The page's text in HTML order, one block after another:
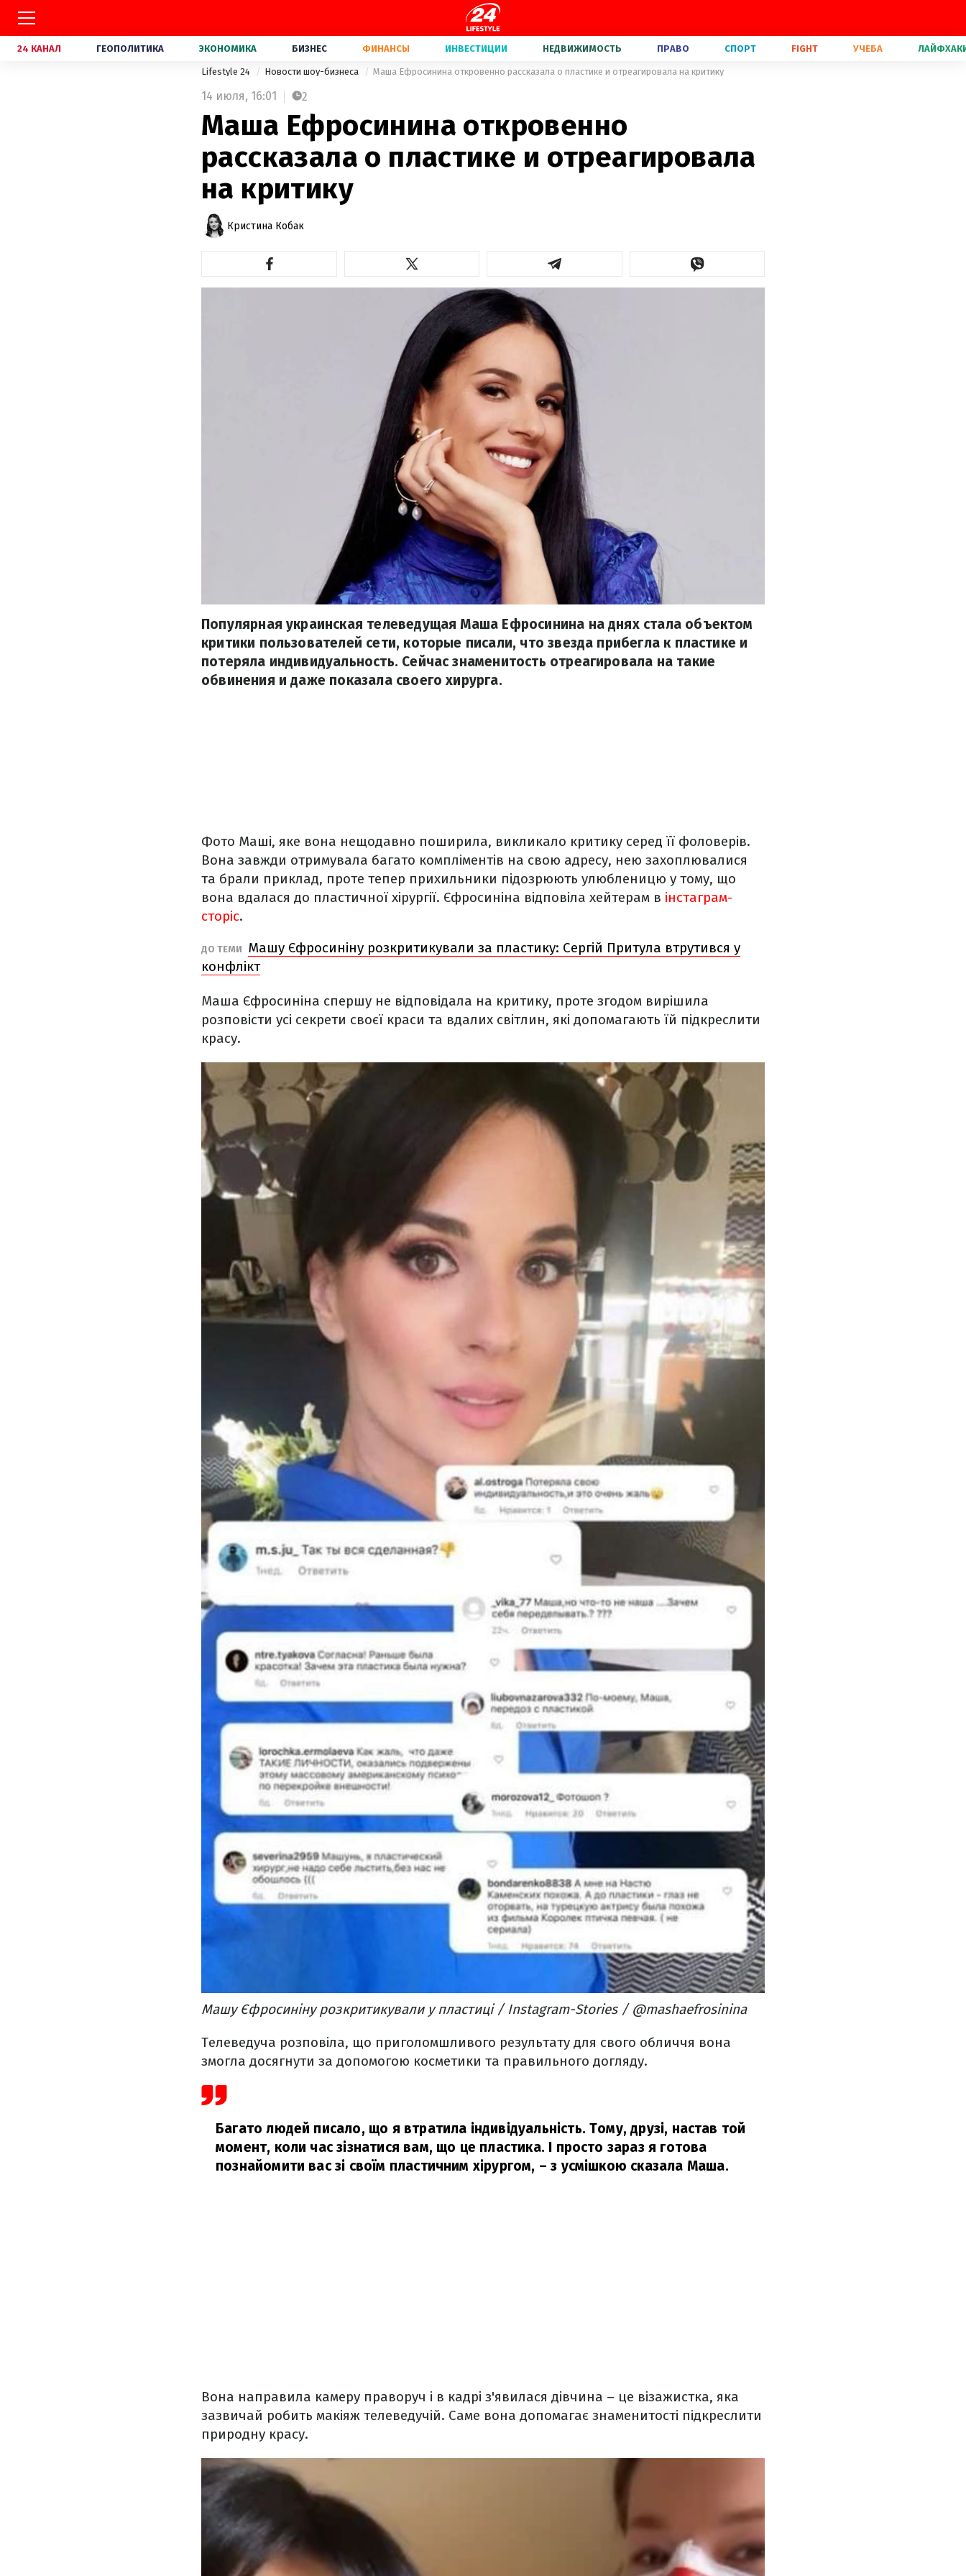
24 КАНАЛ ГЕОПОЛИТИКА ЭКОНОМИКА БИЗНЕС ФИНАНСЫ ИНВЕСТИЦИИ НЕДВИЖИМОСТЬ ПРАВО СПОРТ FIGHT УЧЕБА
Lifestyle 24 Новости шоу-бизнеса Маша Ефросинина откровенно рассказала о пластике и отреагировала на критику
14 июля, 16:01 2
Маша Ефросинина откровенно
рассказала о пластике и отреагировала
на критику
Кристина Кобак
Популярная украинская телеведущая Маша Ефросинина на днях стала объектом
критики пользователей сети, которые писали, что звезда прибегла к пластике и
потеряла индивидуальность. Сейчас знаменитость отреагировала на такие
обвинения и даже показала своего хирурга.
Фото Маші, яке вона нещодавно поширила, викликало критику серед її фоловерів.
Вона завжди отримувала багато компліментів на свою адресу, нею захоплювалися
та брали приклад, проте тепер прихильники підозрюють улюбленицю у тому, що
вона вдалася до пластичної хірургії. Єфросиніна відповіла хейтерам в інстаграм-
сторіс.
ДО ТЕМИ
Машу Єфросиніну розкритикували за пластику: Сергій Притула втрутився у
конфлікт
Маша Єфросиніна спершу не відповідала на критику, проте згодом вирішила
розповісти усі секрети своєї краси та вдалих світлин, які допомагають їй підкреслити
красу.
Машу Єфросиніну розкритикували у пластиці / Instagram-Stories / @mashaefrosinina
Телеведуча розповіла, що приголомшливого результату для свого обличчя вона
змогла досягнути за допомогою косметики та правильного догляду.
Багато людей писало, що я втратила індивідуальність. Тому, друзі, настав той
момент, коли час зізнатися вам, що це пластика. І просто зараз я готова
познайомити вас зі своїм пластичним хірургом, – з усмішкою сказала Маша.
Вона направила камеру праворуч і в кадрі з'явилася дівчина – це візажистка, яка
зазвичай робить макіяж телеведучій. Саме вона допомагає знаменитості підкреслити
природну красу.